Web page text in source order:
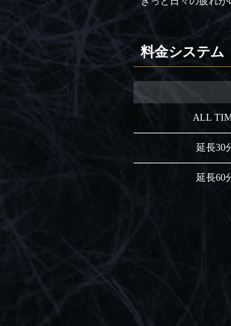
料金システム
ALL
延長30
延長60